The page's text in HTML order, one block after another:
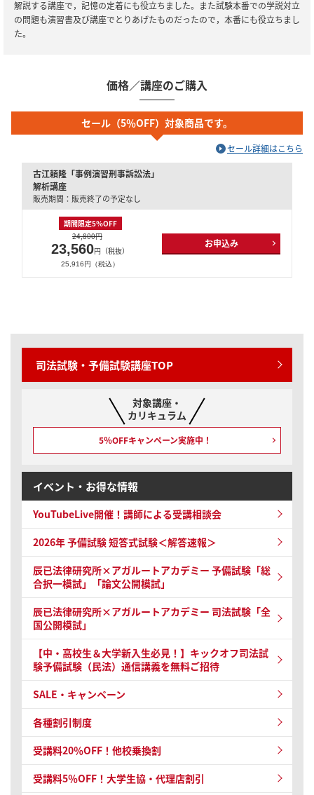
解説する講座で，記憶の定着にも役立ちました。また試験本番での学説対立
の問題も演習書及び講座でとりあげたものだったので，本番にも役立ちまし
た。
価格／講座のご購入
セール（5％OFF）対象商品です。
セール詳細はこちら
古江頼隆「事例演習刑事訴訟法」
解析講座
販売期間：販売終了の予定なし
期間限定5％OFF
24,800円
23,560円（税抜）
25,916円（税込）
お申込み
司法試験・予備試験講座TOP
対象講座・
カリキュラム
5％OFFキャンペーン実施中！
イベント・お得な情報
YouTubeLive開催！ 講師による受講相談会
2026年 予備試験短答式試験＜解答速報＞
辰已法律研究所×アガルートアカデミー 予備試験 「総
合択一模試」「論文公開模試」
辰已法律研究所×アガルートアカデミー 司法試験 「全
国公開模試」
【中・高校生＆大学新入生必見！】キックオフ司法試
験予備試験（民法）通信講義を無料ご招待
SALE・キャンペーン
各種割引制度
受講料20％OFF！他校乗換割
受講料5％OFF！大学生協・代理店割引